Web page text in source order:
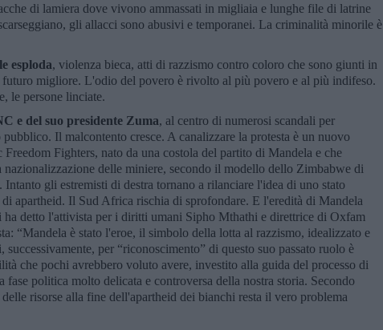
di lamiera dove vivono ammassati in migliaia e lunghe file di latrine
gli allacci sono abusivi e temporanei. La criminalità minorile è
esploda, violenza bieca, atti di razzismo contro coloro che sono giunti in
migliore. L'odio del povero è rivolto al più povero e al più indifeso.
le persone linciate.
e del suo presidente Zuma, al centro di numerosi scandali per
Il malcontento cresce. A canalizzare la protesta è un nuovo
Fighters, nato da una costola del partito di Mandela e che
nazionalizzazione delle miniere, secondo il modello dello Zimbabwe di
gli estremisti di destra tornano a rilanciare l'idea di uno stato
apartheid. Il Sud Africa rischia di sprofondare. E l'eredità di Mandela
ha detto l'attivista per i diritti umani Sipho Mthathi e direttrice di Oxfam
“Mandela è stato l'eroe, il simbolo della lotta al razzismo, idealizzato e
successivamente, per “riconoscimento” di questo suo passato ruolo è
che pochi avrebbero voluto avere, investito alla guida del processo di
fase politica molto delicata e controversa della nostra storia. Secondo
risorse alla fine dell'apartheid dei bianchi resta il vero problema